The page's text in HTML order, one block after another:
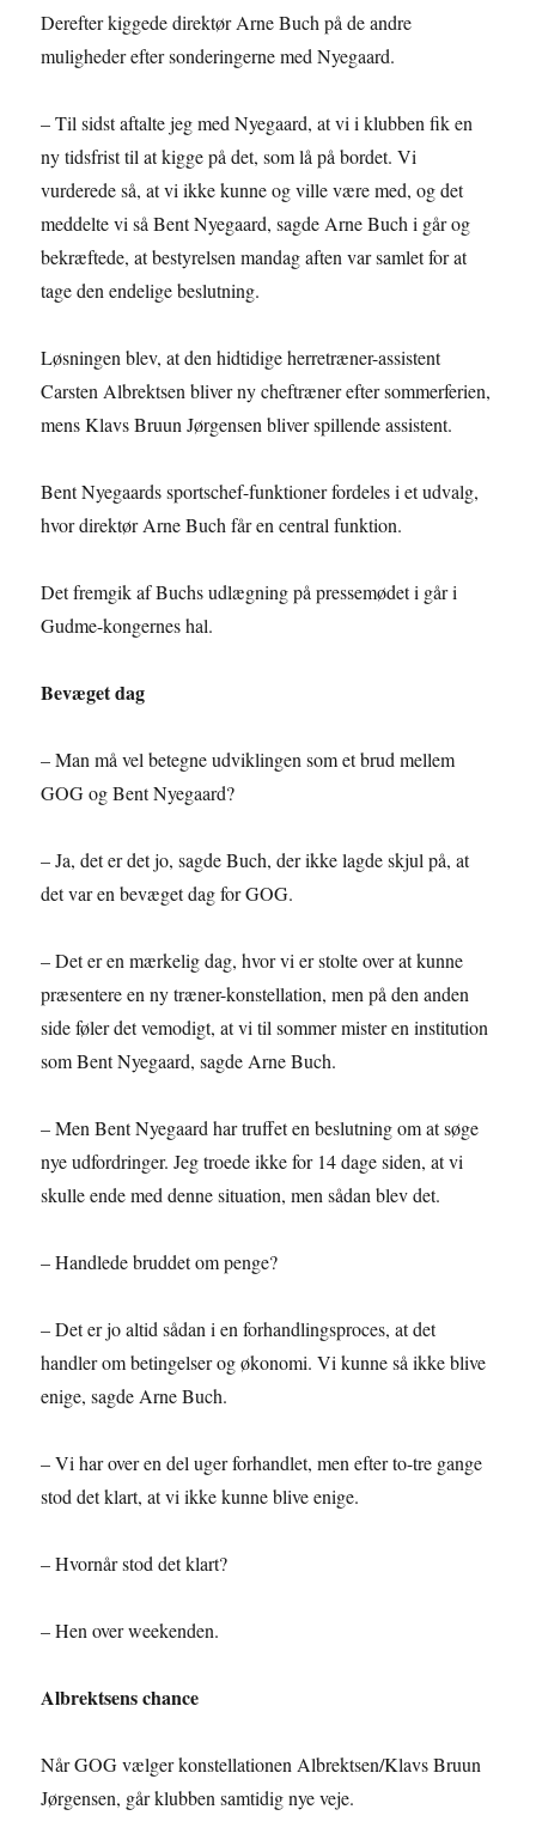
Derefter kiggede direktør Arne Buch på de andre
muligheder efter sonderingerne med Nyegaard.
– Til sidst aftalte jeg med Nyegaard, at vi i klubben fik en
ny tidsfrist til at kigge på det, som lå på bordet. Vi
vurderede så, at vi ikke kunne og ville være med, og det
meddelte vi så Bent Nyegaard, sagde Arne Buch i går og
bekræftede, at bestyrelsen mandag aften var samlet for at
tage den endelige beslutning.
Løsningen blev, at den hidtidige herretræner-assistent
Carsten Albrektsen bliver ny cheftræner efter sommerferien,
mens Klavs Bruun Jørgensen bliver spillende assistent.
Bent Nyegaards sportschef-funktioner fordeles i et udvalg,
hvor direktør Arne Buch får en central funktion.
Det fremgik af Buchs udlægning på pressemødet i går i
Gudme-kongernes hal.
Bevæget dag
– Man må vel betegne udviklingen som et brud mellem
GOG og Bent Nyegaard?
– Ja, det er det jo, sagde Buch, der ikke lagde skjul på, at
det var en bevæget dag for GOG.
– Det er en mærkelig dag, hvor vi er stolte over at kunne
præsentere en ny træner-konstellation, men på den anden
side føler det vemodigt, at vi til sommer mister en institution
som Bent Nyegaard, sagde Arne Buch.
– Men Bent Nyegaard har truffet en beslutning om at søge
nye udfordringer. Jeg troede ikke for 14 dage siden, at vi
skulle ende med denne situation, men sådan blev det.
– Handlede bruddet om penge?
– Det er jo altid sådan i en forhandlingsproces, at det
handler om betingelser og økonomi. Vi kunne så ikke blive
enige, sagde Arne Buch.
– Vi har over en del uger forhandlet, men efter to-tre gange
stod det klart, at vi ikke kunne blive enige.
– Hvornår stod det klart?
– Hen over weekenden.
Albrektsens chance
Når GOG vælger konstellationen Albrektsen/Klavs Bruun
Jørgensen, går klubben samtidig nye veje.